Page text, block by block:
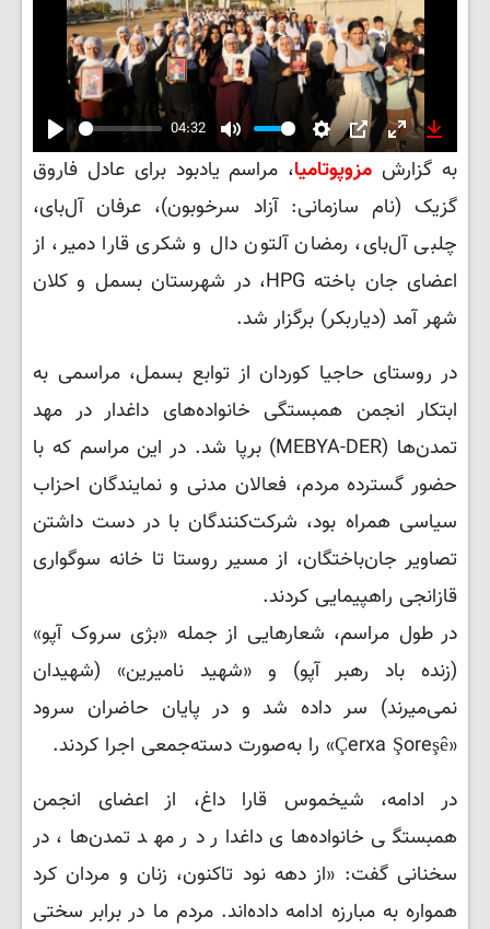
Play
04:32
Mute Settings
PIP Enter
fullscreen
به گزارش مزوپوتامیا، مراسم یادبود برای عادل فاروق
گزیک (نام سازمانی: آزاد سرخوبون)، عرفان آل‌بای،
چلبی آل‌بای، رمضان آلتون دال و شکری قارا دمیر، از
اعضای جان باخته HPG، در شهرستان‌ بسمل و کلان
شهر آمد (دیاربکر) برگزار شد.
در روستای حاجیا کوردان از توابع بسمل، مراسمی به
ابتکار انجمن همبستگی خانواده‌های داغدار در مهد
تمدن‌ها (MEBYA-DER) برپا شد. در این مراسم که با
حضور گسترده مردم، فعالان مدنی و نمایندگان احزاب
سیاسی همراه بود، شرکت‌کنندگان با در دست داشتن
تصاویر جان‌باختگان، از مسیر روستا تا خانه سوگواری
قازانجی راهپیمایی کردند.
در طول مراسم، شعارهایی از جمله «بژی سروک آپو»
(زنده باد رهبر آپو) و «شهید نامیرین» (شهیدان
نمی‌میرند) سر داده شد و در پایان حاضران سرود
«Çerxa Şoreşê» را به‌صورت دسته‌جمعی اجرا کردند.
در ادامه، شیخموس قارا داغ، از اعضای انجمن
همبستگی خانواده‌های داغدار در مهد تمدن‌ها، در
سخنانی گفت: «از دهه نود تاکنون، زنان و مردان کرد
همواره به مبارزه ادامه داده‌اند. مردم ما در برابر سختی